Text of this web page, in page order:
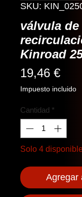
SKU:
válvula de
Kinroad
19,46 €
Impuesto incluido
Cantidad *
Solo 4
Agregar